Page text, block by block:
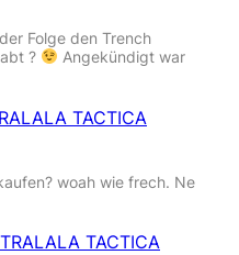
Folge den Trench
?
Angekündigt war
TACTICA
woah wie frech. Ne
TACTICA